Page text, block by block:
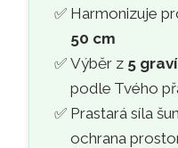
Harmonizuje
50 cm
Výběr z 5
podle Tvého
Prastará síla
ochrana